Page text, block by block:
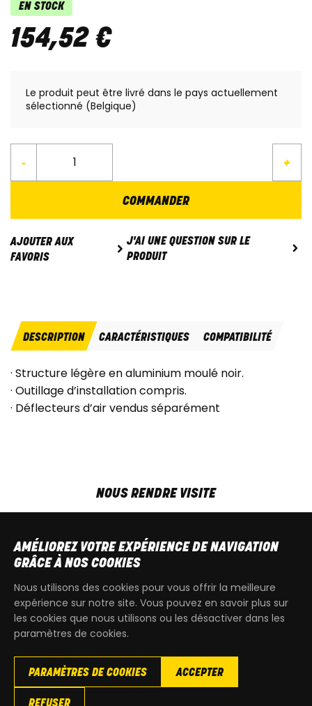
EN STOCK
154,52 €
Le produit peut être livré dans le pays actuellement
sélectionné (Belgique)
- +
COMMANDER
AJOUTER AUX
FAVORIS
J'AI UNE QUESTION SUR LE
PRODUIT
DESCRIPTION CARACTÉRISTIQUES COMPATIBILITÉ
· Structure légère en aluminium moulé noir.
· Outillage d’installation compris.
· Déflecteurs d’air vendus séparément
NOUS RENDRE VISITE
SAM9h00 - 13h30
T+32 64 700 970
AMÉLIOREZ VOTRE EXPÉRIENCE DE NAVIGATION
GRÂCE À NOS COOKIES
Nous utilisons des cookies pour vous offrir la meilleure
expérience sur notre site. Vous pouvez en savoir plus sur
les cookies que nous utilisons ou les désactiver dans les
paramètres de cookies.
PARAMÈTRES DE COOKIES ACCEPTER